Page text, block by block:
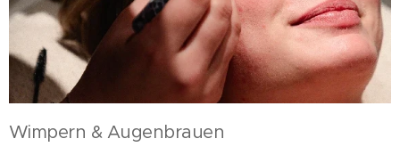
Wimpern & Augenbrauen